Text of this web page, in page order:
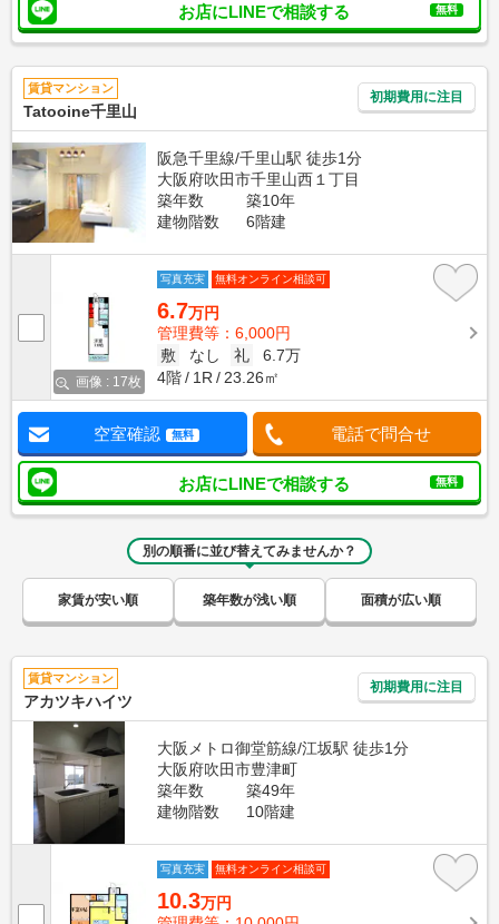
お店にLINEで相談する 無料
賃貸マンション
Tatooine千里山
初期費用に注目
阪急千里線/千里山駅 徒歩1分
大阪府吹田市千里山西１丁目
築年数
築10年
建物階数
6階建
画像 : 17枚
写真充実 無料オンライン相談可
6.7万円
管理費等：6,000円
敷
なし 礼
6.7万
4階
1R 23.26㎡
空室確認 無料 電話で問合せ
お店にLINEで相談する 無料
別の順番に並び替えてみませんか？
家賃が安い順 築年数が浅い順 面積が広い順
賃貸マンション
アカツキハイツ
初期費用に注目
大阪メトロ御堂筋線/江坂駅 徒歩1分
大阪府吹田市豊津町
築年数
築49年
建物階数
10階建
写真充実 無料オンライン相談可
10.3万円